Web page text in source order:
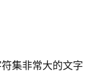
集非常大的文字